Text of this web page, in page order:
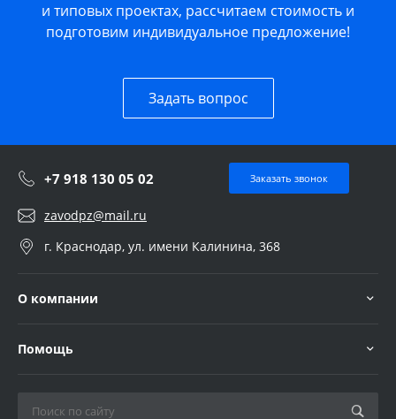
и типовых проектах, рассчитаем стоимость и
подготовим индивидуальное предложение!
Задать вопрос
+7 918 130 05 02 Заказать звонок
zavodpz@mail.ru
г. Краснодар, ул. имени Калинина, 368
О компании
Помощь